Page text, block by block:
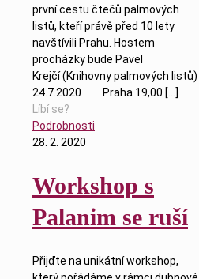
první cestu čtečů palmových
listů, kteří právě před 10 lety
navštívili Prahu. Hostem
procházky bude Pavel
Krejčí (Knihovny palmových listů)
24.7.2020 Praha 19,00 […]
Líbí se?
Podrobnosti
28. 2. 2020
Workshop s
Palanim se ruší
Přijďte na unikátní workshop,